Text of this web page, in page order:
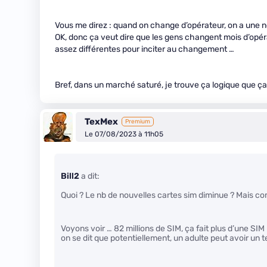
Vous me direz : quand on change d’opérateur, on a une
OK, donc ça veut dire que les gens changent mois
assez différentes pour inciter au changement …
Bref, dans un marché saturé, je trouve ça logique que
TexMex Premium
Le 07/08/2023 à 11h05
Bill2a dit:
Quoi ? Le nb de nouvelles cartes sim diminue ? Mais
Voyons voir … 82 millions de SIM, ça fait plus d’une
on se dit que potentiellement, un adulte peut avoir un